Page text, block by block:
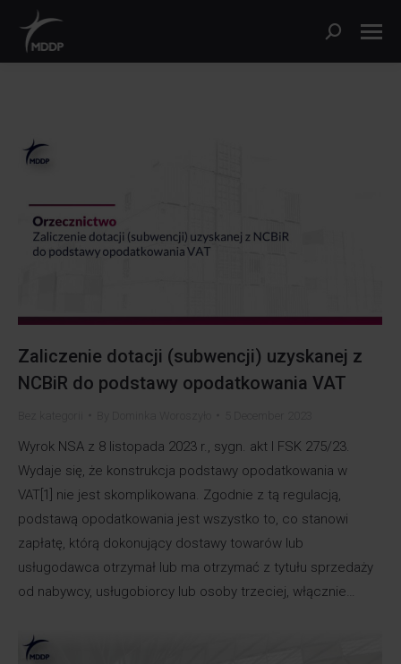
Search:
Zaliczenie dotacji (subwencji) uzyskanej z
NCBiR do podstawy opodatkowania VAT
Wyrok NSA z 8 listopada 2023 r., sygn. akt I FSK 275/23.
Wydaje się, że konstrukcja podstawy opodatkowania w
VAT[1] nie jest skomplikowana. Zgodnie z tą regulacją,
podstawą opodatkowania jest wszystko to, co stanowi
zapłatę, którą dokonujący dostawy towarów lub
usługodawca otrzymał lub ma otrzymać z tytułu sprzedaży
od nabywcy, usługobiorcy lub osoby trzeciej, włącznie…